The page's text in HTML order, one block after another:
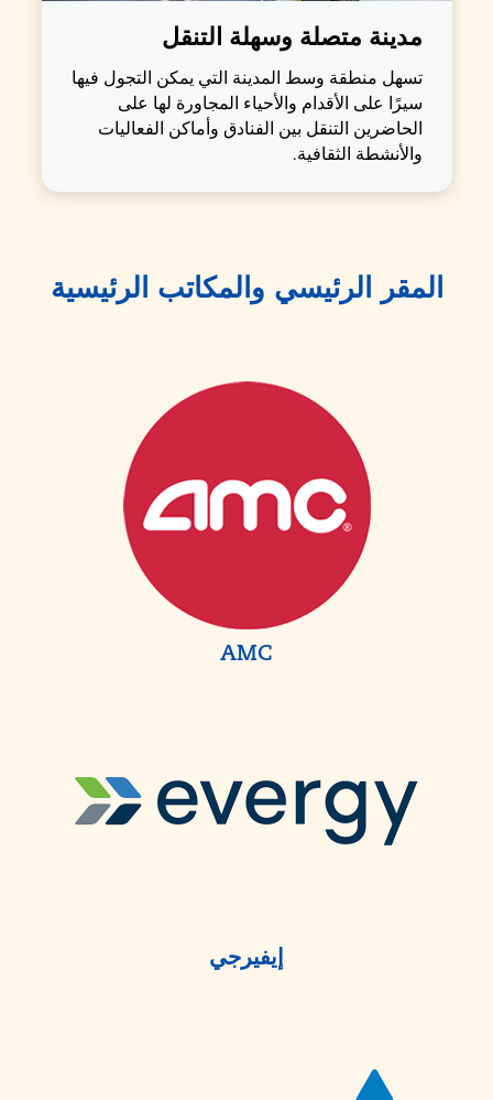
مدينة متصلة وسهلة التنقل
تسهل منطقة وسط المدينة التي يمكن التجول فيها
سيرًا على الأقدام والأحياء المجاورة لها على
الحاضرين التنقل بين الفنادق وأماكن الفعاليات
والأنشطة الثقافية.
المقر الرئيسي والمكاتب الرئيسية
AMC
إيفيرجي